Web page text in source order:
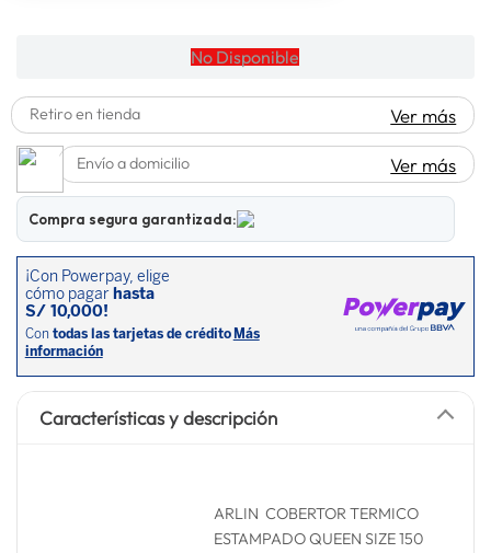
8. laptop
9. terrex
10 lavadora
No Disponible
Retiro en tienda Ver más
Envío a domicilio Ver más
Compra segura garantizada:
Características y descripción
ARLIN COBERTOR TERMICO
ESTAMPADO QUEEN SIZE 150